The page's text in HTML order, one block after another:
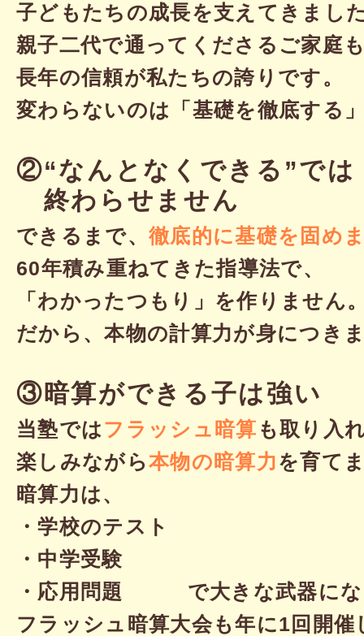
子どもたちの成長を支えてきまし
親子二代で通ってくださるご家庭
長年の信頼が私たちの誇りです。
変わらないのは「基礎を徹底する
②“なんとなくできる”では
終わらせません
できるまで、 徹底的に基礎を固め
60年積み重ねてきた指導法で、
「わかったつもり」を作りません
だから、本物の計算力が身につき
③暗算ができる子は強い
当塾ではフラッシュ暗算 も取り入
楽しみながら本物の暗算力を育て
暗算力は、
・学校のテスト
・中学受験
・応用問題 で大きな武器にな
フラッシュ暗算大会も年に1回開催